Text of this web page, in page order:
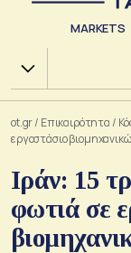
MARKETS
Χ.Α.
ot.gr/ Επικαιρότητα /
εργοστάσιο
Ιράν: 15
φωτιά σε